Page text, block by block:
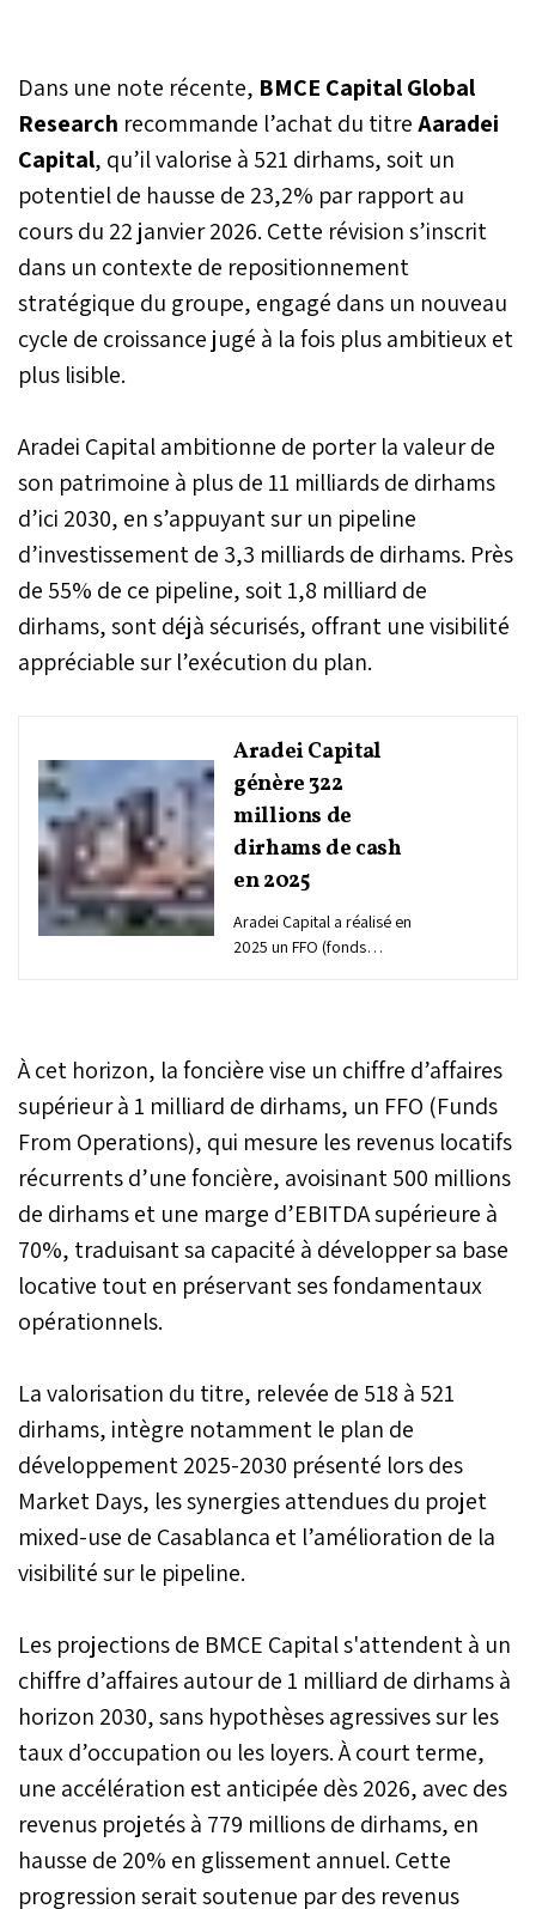
Dans une note récente, BMCE Capital Global
Research recommande l’achat du titreAaradei
Capital, qu’il valorise à 521 dirhams, soit un
potentiel de hausse de 23,2% par rapport au
cours du 22 janvier 2026. Cette révision s’inscrit
dans un contexte de repositionnement
stratégique du groupe, engagé dans un nouveau
cycle de croissance jugé à la fois plus ambitieux et
plus lisible.
Aradei Capital ambitionne de porter la valeur de
son patrimoine à plus de 11 milliards de dirhams
d’ici 2030, en s’appuyant sur un pipeline
d’investissement de 3,3 milliards de dirhams. Près
de 55% de ce pipeline, soit 1,8 milliard de
dirhams, sont déjà sécurisés, offrant une visibilité
appréciable sur l’exécution du plan.
Aradei Capital
génère 322
millions de
dirhams de cash
en 2025
Aradei Capital a réalisé en
2025 un FFO (fonds
cash-flow généré par les
loyers et l’exploitation des
actifs immobiliers, de 322
millions de dirhams (MDH).
Ce niveau représente une
hausse de 5%, soit 17
millions de dirhams de
plus par rapport à 2024.
Le résultat net global
s’élève à 534 MDH en
À cet horizon, la foncière vise un chiffre d’affaires
supérieur à 1 milliard de dirhams, un FFO (Funds
From Operations), qui mesure les revenus locatifs
récurrents d’une foncière, avoisinant 500 millions
de dirhams et une marge d’EBITDA supérieure à
70%, traduisant sa capacité à développer sa base
locative tout en préservant ses fondamentaux
opérationnels.
La valorisation du titre, relevée de 518 à 521
dirhams, intègre notamment le plan de
développement 2025-2030 présenté lors des
Market Days, les synergies attendues du projet
mixed-use de Casablanca et l’amélioration de la
visibilité sur le pipeline.
Les projections de BMCE Capital s'attendent à un
chiffre d’affaires autour de 1 milliard de dirhams à
horizon 2030, sans hypothèses agressives sur les
taux d’occupation ou les loyers. À court terme,
une accélération est anticipée dès 2026, avec des
revenus projetés à 779 millions de dirhams, en
hausse de 20% en glissement annuel. Cette
progression serait soutenue par des revenus